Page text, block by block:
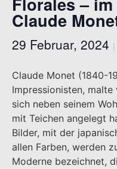
Claude
29 Februar, 2024 |
Claude Monet (1840-
Impressionisten,
sich neben seinem
mit Teichen angelegt
Bilder, mit der
allen Farben, werden
Moderne bezeichnet,